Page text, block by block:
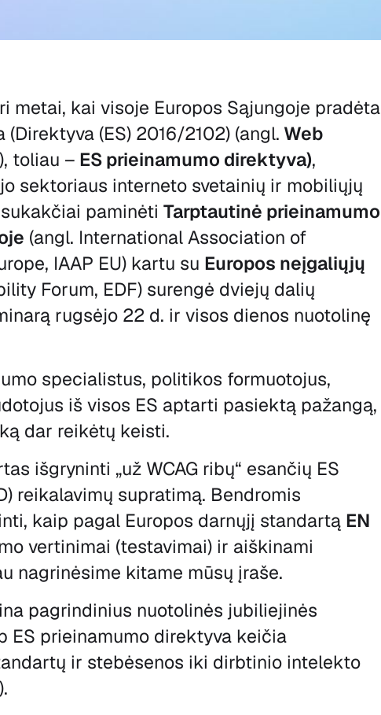
metai, kai visoje Europos Sąjungoje pradėta
(ES) 2016/2102) (angl. Web
toliau – ES prieinamumo direktyva),
sektoriaus interneto svetainių ir mobiliųjų
paminėti Tarptautinė prieinamumo
(angl. International Association of
IAAP EU) kartu su Europos neįgaliųjų
Forum, EDF) surengė dviejų dalių
rugsėjo 22 d. ir visos dienos nuotolinę
specialistus, politikos formuotojus,
iš visos ES aptarti pasiektą pažangą,
dar reikėtų keisti.
išgryninti „už WCAG ribų“ esančių ES
reikalavimų supratimą. Bendromis
kaip pagal Europos darnųjį standartą EN
vertinimai (testavimai) ir aiškinami
nagrinėsime kitame mūsų įraše.
pagrindinius nuotolinės jubiliejinės
ES prieinamumo direktyva keičia
ir stebėsenos iki dirbtinio intelekto